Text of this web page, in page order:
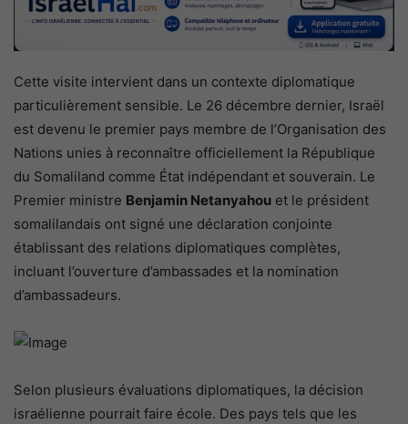
Cette visite intervient dans un contexte diplomatique
particulièrement sensible. Le 26 décembre dernier, Israël
est devenu le premier pays membre de l’Organisation des
Nations unies à reconnaître officiellement la République
du Somaliland comme État indépendant et souverain. Le
Premier ministre Benjamin Netanyahou et le président
somalilandais ont signé une déclaration conjointe
établissant des relations diplomatiques complètes,
incluant l’ouverture d’ambassades et la nomination
d’ambassadeurs.
Selon plusieurs évaluations diplomatiques, la décision
israélienne pourrait faire école. Des pays tels que les